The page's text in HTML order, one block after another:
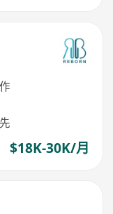
$18K-30K/月